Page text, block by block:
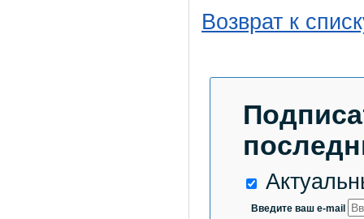
Возврат к
Введите ваш e-mail